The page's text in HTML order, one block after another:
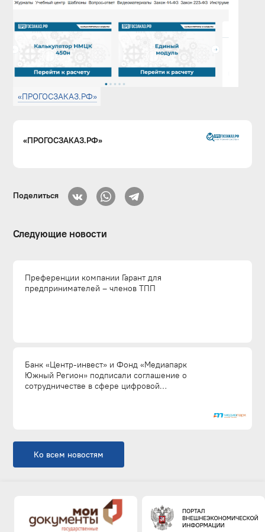
«ПРОГОСЗАКАЗ.РФ»
«ПРОГОСЗАКАЗ.РФ»
Поделиться
Следующие новости
Преференции компании Гарант для
предпринимателей – членов ТПП
Банк «Центр-инвест» и Фонд «Медиапарк
Южный Регион» подписали соглашение о
сотрудничестве в сфере цифровой
Ко всем новостям